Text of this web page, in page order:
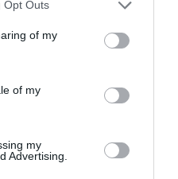
behaviour. You may click to
and its third-party tags to
purposes in below Google
Opt Outs
of my
of my
my
Advertising.